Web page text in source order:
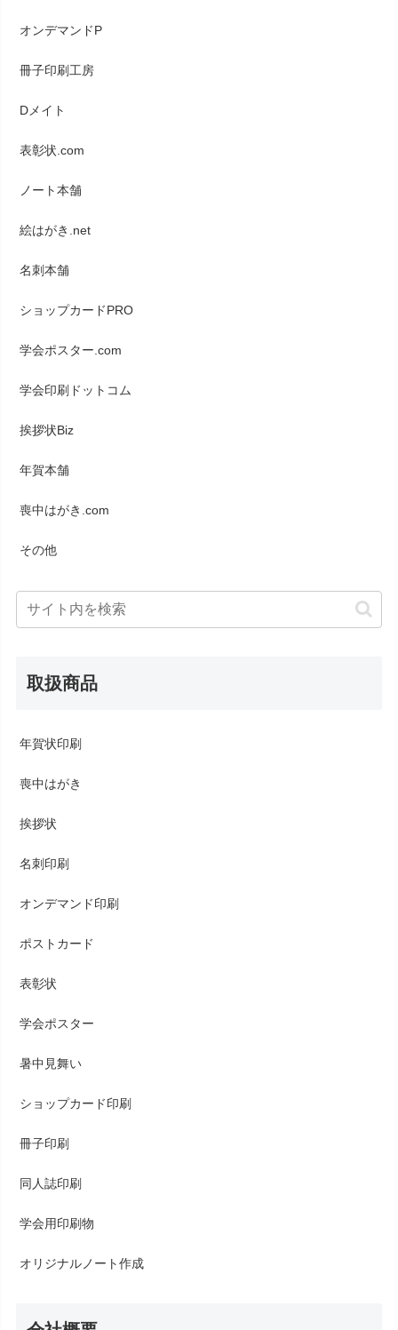
オンデマンドP
冊子印刷工房
Dメイト
表彰状.com
ノート本舗
絵はがき.net
名刺本舗
ショップカードPRO
学会ポスター.com
学会印刷ドットコム
挨拶状Biz
年賀本舗
喪中はがき.com
その他
取扱商品
年賀状印刷
喪中はがき
挨拶状
名刺印刷
オンデマンド印刷
ポストカード
表彰状
学会ポスター
暑中見舞い
ショップカード印刷
冊子印刷
同人誌印刷
学会用印刷物
オリジナルノート作成